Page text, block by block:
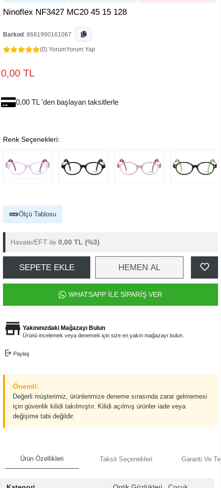
Ninoflex NF3427 MC20 45 15 128
Barkod : 8681990161067
(0) YorumYorum Yap
0,00 TL
0,00 TL 'den başlayan taksitlerle
Renk Seçenekleri:
Ölçü Tablosu
Havale/EFT ile 0,00 TL (%3)
SEPETE EKLE HEMEN AL
WHATSAPP İLE SİPARİŞ VER
Yakınınızdaki Mağazayı Bulun
Ürünü incelemek veya denemek için size en yakın mağazayı bulun.
Paylaş
Önemli:
Değerli müşterimiz, ürünlerimize deneme sırasında zarar gelmemesi
için güvenlik kilidi takılmıştır. Kilidi açılmış ürünler iade veya
değişime tabi değildir.
Ürün Özellikleri Taksit Seçenekleri Garanti Ve